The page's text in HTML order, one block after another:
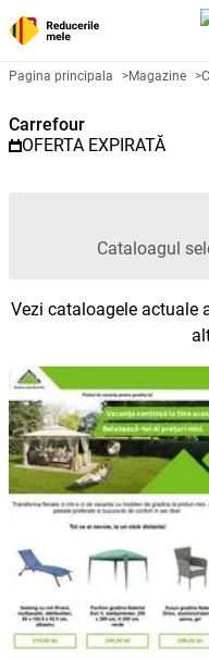
Catalog
Pagina principala >Magazine >
Carrefour
OFERTA EXPIRATĂ
Cataloagul
Vezi cataloagele actuale